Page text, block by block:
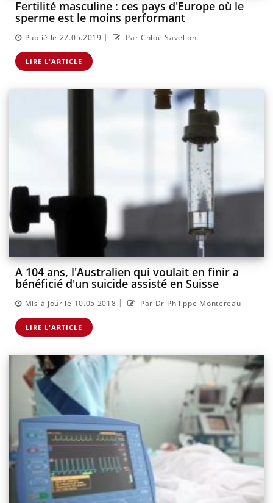
Fertilité masculine : ces pays d'Europe où le
sperme est le moins performant
Publié le 27.05.2019 | Par Chloé Savellon
LIRE L'ARTICLE
A 104 ans, l'Australien qui voulait en finir a
bénéficié d'un suicide assisté en Suisse
Mis à jour le 10.05.2018 | Par Dr Philippe Montereau
LIRE L'ARTICLE